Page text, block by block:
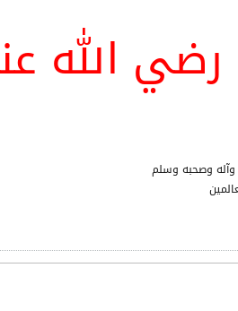
الله
وصحبه وسلم